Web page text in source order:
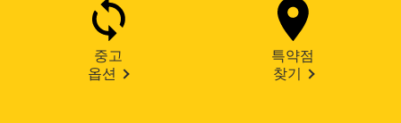
중고
옵션
특약점
찾기